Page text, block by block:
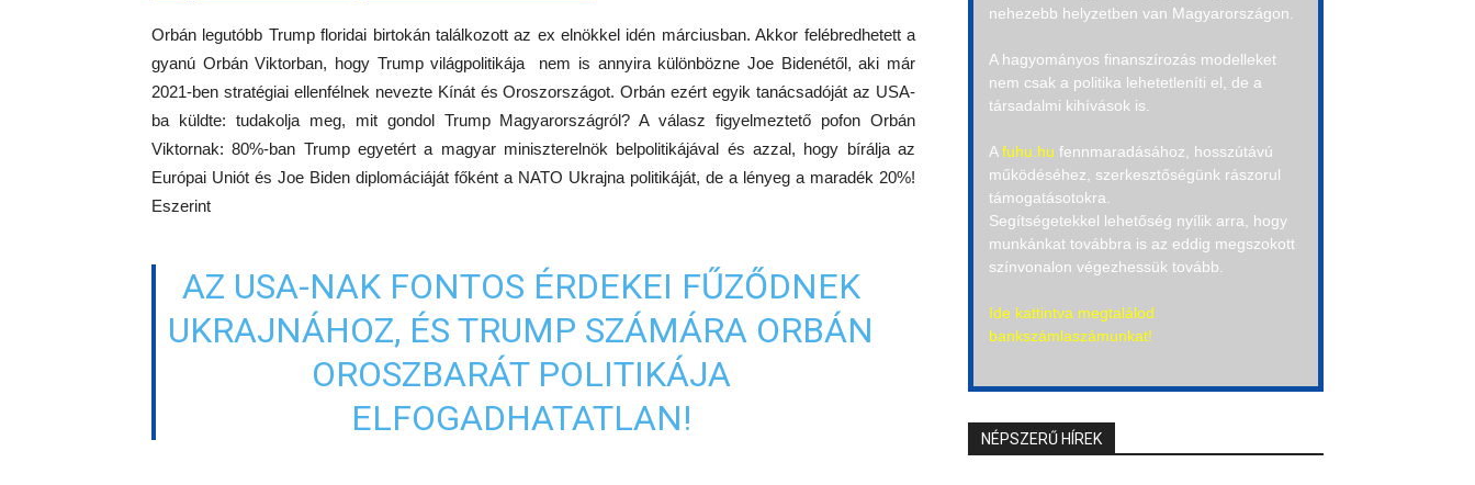
Orbán legutóbb Trump floridai birtokán találkozott az ex elnökkel idén márciusban. Akkor felébredhetett a
gyanú Orbán Viktorban, hogy Trump világpolitikája nem is annyira különbözne Joe Bidenétől, aki már
2021-ben stratégiai ellenfélnek nevezte Kínát és Oroszországot. Orbán ezért egyik tanácsadóját az USA-
ba küldte: tudakolja meg, mit gondol Trump Magyarországról? A válasz figyelmeztető pofon Orbán
Viktornak: 80%-ban Trump egyetért a magyar miniszterelnök belpolitikájával és azzal, hogy bírálja az
Európai Uniót és Joe Biden diplomáciáját főként a NATO Ukrajna politikáját, de a lényeg a maradék 20%!
Eszerint
AZ USA-NAK FONTOS ÉRDEKEI FŰZŐDNEK
UKRAJNÁHOZ, ÉS TRUMP SZÁMÁRA ORBÁN
OROSZBARÁT POLITIKÁJA
ELFOGADHATATLAN!
nehezebb helyzetben van Magyarországon.
A hagyományos finanszírozás modelleket
nem csak a politika lehetetleníti el, de a
társadalmi kihívások is.
Afuhu.hu fennmaradásához, hosszútávú
működéséhez, szerkesztőségünk rászorul
támogatásotokra.
Segítségetekkel lehetőség nyílik arra, hogy
munkánkat továbbra is az eddig megszokott
színvonalon végezhessük tovább.
Ide kattintva megtalálod
bankszámlaszámunkat!
NÉPSZERŰ HÍREK